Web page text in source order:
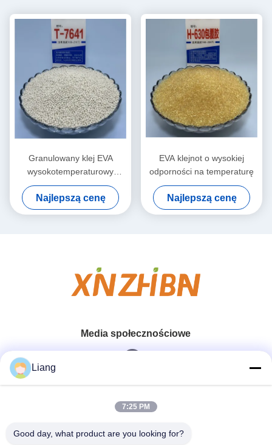
Granulowany klej EVA
wysokotemperaturowy
topliwy, niebrudzący, do
obróbki drewna i
budownictwa
Najlepszą cenę
EVA klejnot o wysokiej
odporności na temperaturę
Najlepszą cenę
Media społecznościowe
Szybki kontakt
Liang
7:25 PM
Good day, what product are you looking for?